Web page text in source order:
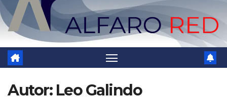
Autor: Leo Galindo